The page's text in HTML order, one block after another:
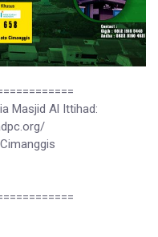
Masjid Al Ittihad: